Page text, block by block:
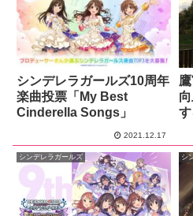
シンデレラガールズ10周年
楽曲投票「My Best
Cinderella Songs」
2021.12.17
シンデレラガールズ シ